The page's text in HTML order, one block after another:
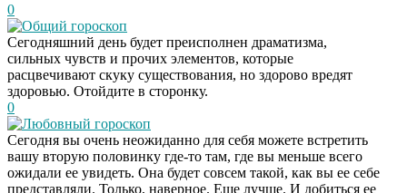
0
Общий гороскоп
Сегодняшний день будет преисполнен драматизма,
сильных чувств и прочих элементов, которые
расцвечивают скуку существования, но здорово вредят
здоровью. Отойдите в сторонку.
0
Любовный гороскоп
Сегодня вы очень неожиданно для себя можете встретить
вашу вторую половинку где-то там, где вы меньше всего
ожидали ее увидеть. Она будет совсем такой, как вы ее себе
представляли. Только, наверное. Еще лучше. И добиться ее